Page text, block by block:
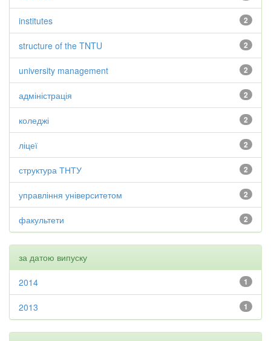
2
institutes
2
structure of the TNTU
2
university management
2
адміністрація
2
коледжі
2
ліцеї
2
структура ТНТУ
2
управління університетом
2
факультети
за датою випуску
1
2014
1
2013